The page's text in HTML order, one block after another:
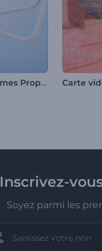
Intro de Formes Propres
Inscrivez-
Soyez parmi les